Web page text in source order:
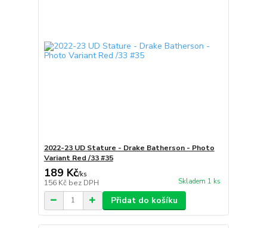
2022-23 UD Stature - Drake Batherson - Photo
Variant Red /33 #35
189 Kč/ks
156 Kč bez DPH Skladem 1 ks
Přidat do košíku